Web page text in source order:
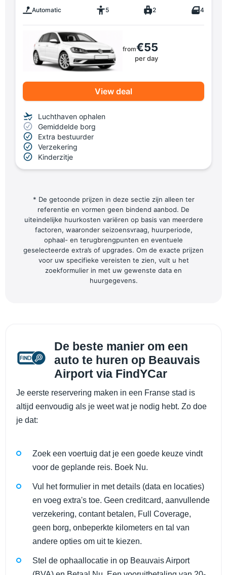
Automatic 5 2 4
from€55
per day
View deal
Luchthaven ophalen
Gemiddelde borg
Extra bestuurder
Verzekering
Kinderzitje
* De getoonde prijzen in deze sectie zijn alleen ter
referentie en vormen geen bindend aanbod. De
uiteindelijke huurkosten variëren op basis van meerdere
factoren, waaronder seizoensvraag, huurperiode,
ophaal- en terugbrengpunten en eventuele
geselecteerde extra’s of upgrades. Om de exacte prijzen
voor uw specifieke vereisten te zien, vult u het
zoekformulier in met uw gewenste data en
huurgegevens.
De beste manier om een
auto te huren op Beauvais
Airport via FindYCar
Je eerste reservering maken in een Franse stad is
altijd eenvoudig als je weet wat je nodig hebt. Zo doe
je dat:
Zoek een voertuig dat je een goede keuze vindt
voor de geplande reis. Boek Nu.
Vul het formulier in met details (data en locaties)
en voeg extra's toe. Geen creditcard, aanvullende
verzekering, contant betalen, Full Coverage,
geen borg, onbeperkte kilometers en tal van
andere opties om uit te kiezen.
Stel de ophaallocatie in op Beauvais Airport